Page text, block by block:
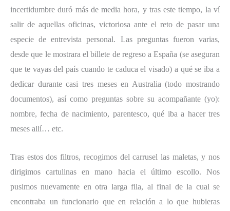
incertidumbre duró más de media hora, y tras este tiempo, la ví
salir de aquellas oficinas, victoriosa ante el reto de pasar una
especie de entrevista personal. Las preguntas fueron varias,
desde que le mostrara el billete de regreso a España (se aseguran
que te vayas del país cuando te caduca el visado) a qué se iba a
dedicar durante casi tres meses en Australia (todo mostrando
documentos), así como preguntas sobre su acompañante (yo):
nombre, fecha de nacimiento, parentesco, qué iba a hacer tres
meses allí… etc.
Tras estos dos filtros, recogimos del carrusel las maletas, y nos
dirigimos cartulinas en mano hacia el último escollo. Nos
pusimos nuevamente en otra larga fila, al final de la cual se
encontraba un funcionario que en relación a lo que hubieras